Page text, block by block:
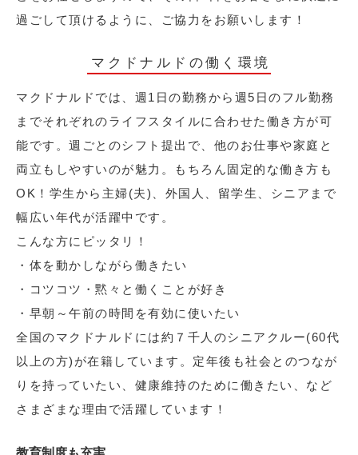
過ごして頂けるように、ご協力をお願いします！
マクドナルドの働く環境
マクドナルドでは、週1日の勤務から週5日のフル勤務
までそれぞれのライフスタイルに合わせた働き方が可
能です。週ごとのシフト提出で、他のお仕事や家庭と
両立もしやすいのが魅力。もちろん固定的な働き方も
OK！学生から主婦(夫)、外国人、留学生、シニアまで
幅広い年代が活躍中です。
こんな方にピッタリ！
・体を動かしながら働きたい
・コツコツ・黙々と働くことが好き
・早朝～午前の時間を有効に使いたい
全国のマクドナルドには約７千人のシニアクルー(60代
以上の方)が在籍しています。定年後も社会とのつなが
りを持っていたい、健康維持のために働きたい、など
さまざまな理由で活躍しています！